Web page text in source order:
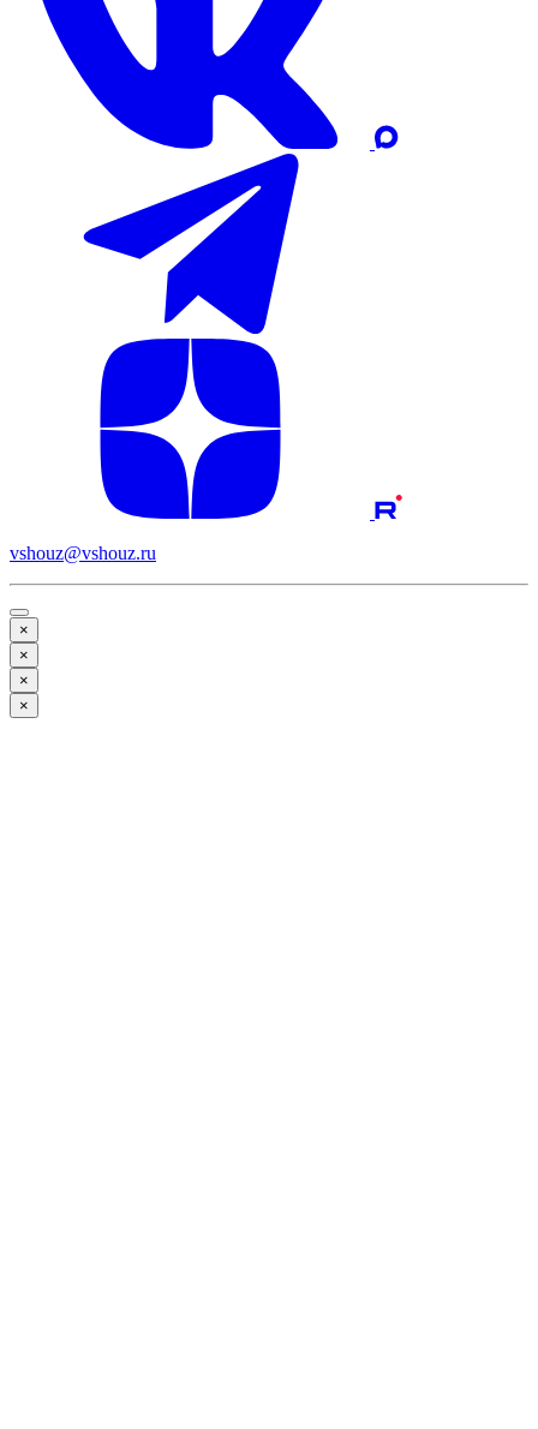
vshouz@vshouz.ru
×
×
×
×